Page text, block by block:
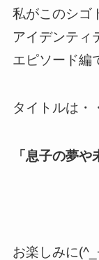
私がこのシゴ
アイデンティ
エピソード編
タイトルは・
「息子の夢
お楽しみに